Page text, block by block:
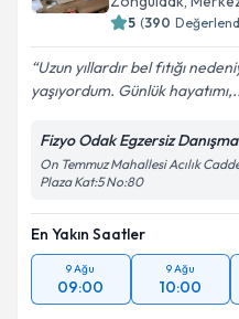
Kişisel verilerimin
Metni'ni okudum
Takvim
5 (390
Uzun yıllardır bel fıtığı
yaşıyordum. Günlük
Fizyo Odak Egzersiz
On Temmuz Mahallesi Acılık
Plaza Kat:5 No:80
En Yakın Saatler
9 Ağu
09:00
9 Ağu
10:00